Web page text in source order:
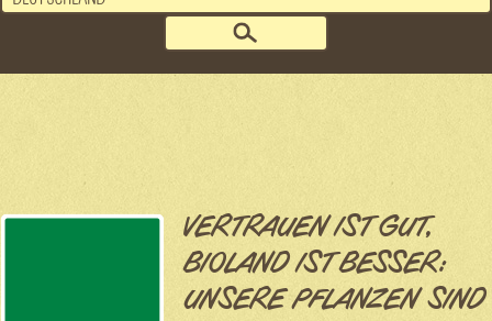
VERTRAUEN IST GUT,
BIOLAND IST BESSER:
UNSERE PFLANZEN SIND